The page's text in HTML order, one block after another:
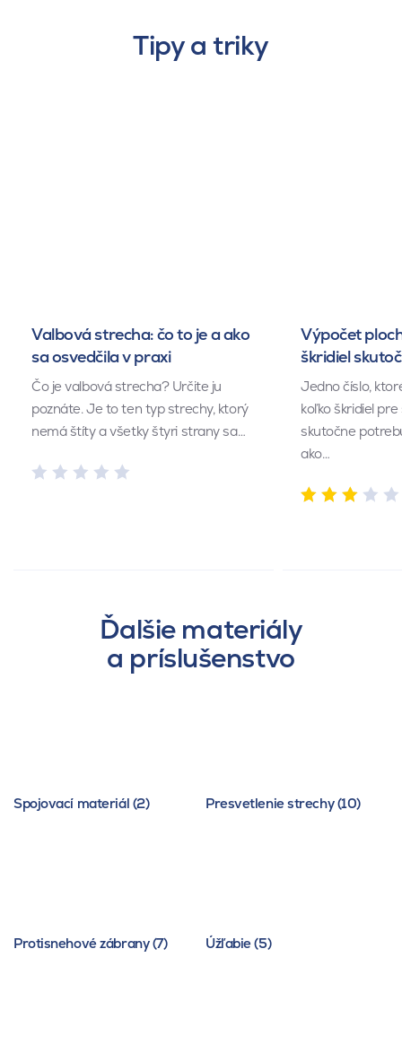
Tipy a triky
Valbová strecha: čo to je a ako
sa osvedčila v praxi
Čo je valbová strecha? Určite ju
poznáte. Je to ten typ strechy, ktorý
nemá štíty a všetky štyri strany sa…
Výpočet
škridiel
Jedno číslo,
koľko škridiel
skutočne
ako…
Ďalšie materiály
a príslušenstvo
Spojovací materiál (2) Presvetlenie strechy (10)
Protisnehové zábrany (7) Úžľabie (5)